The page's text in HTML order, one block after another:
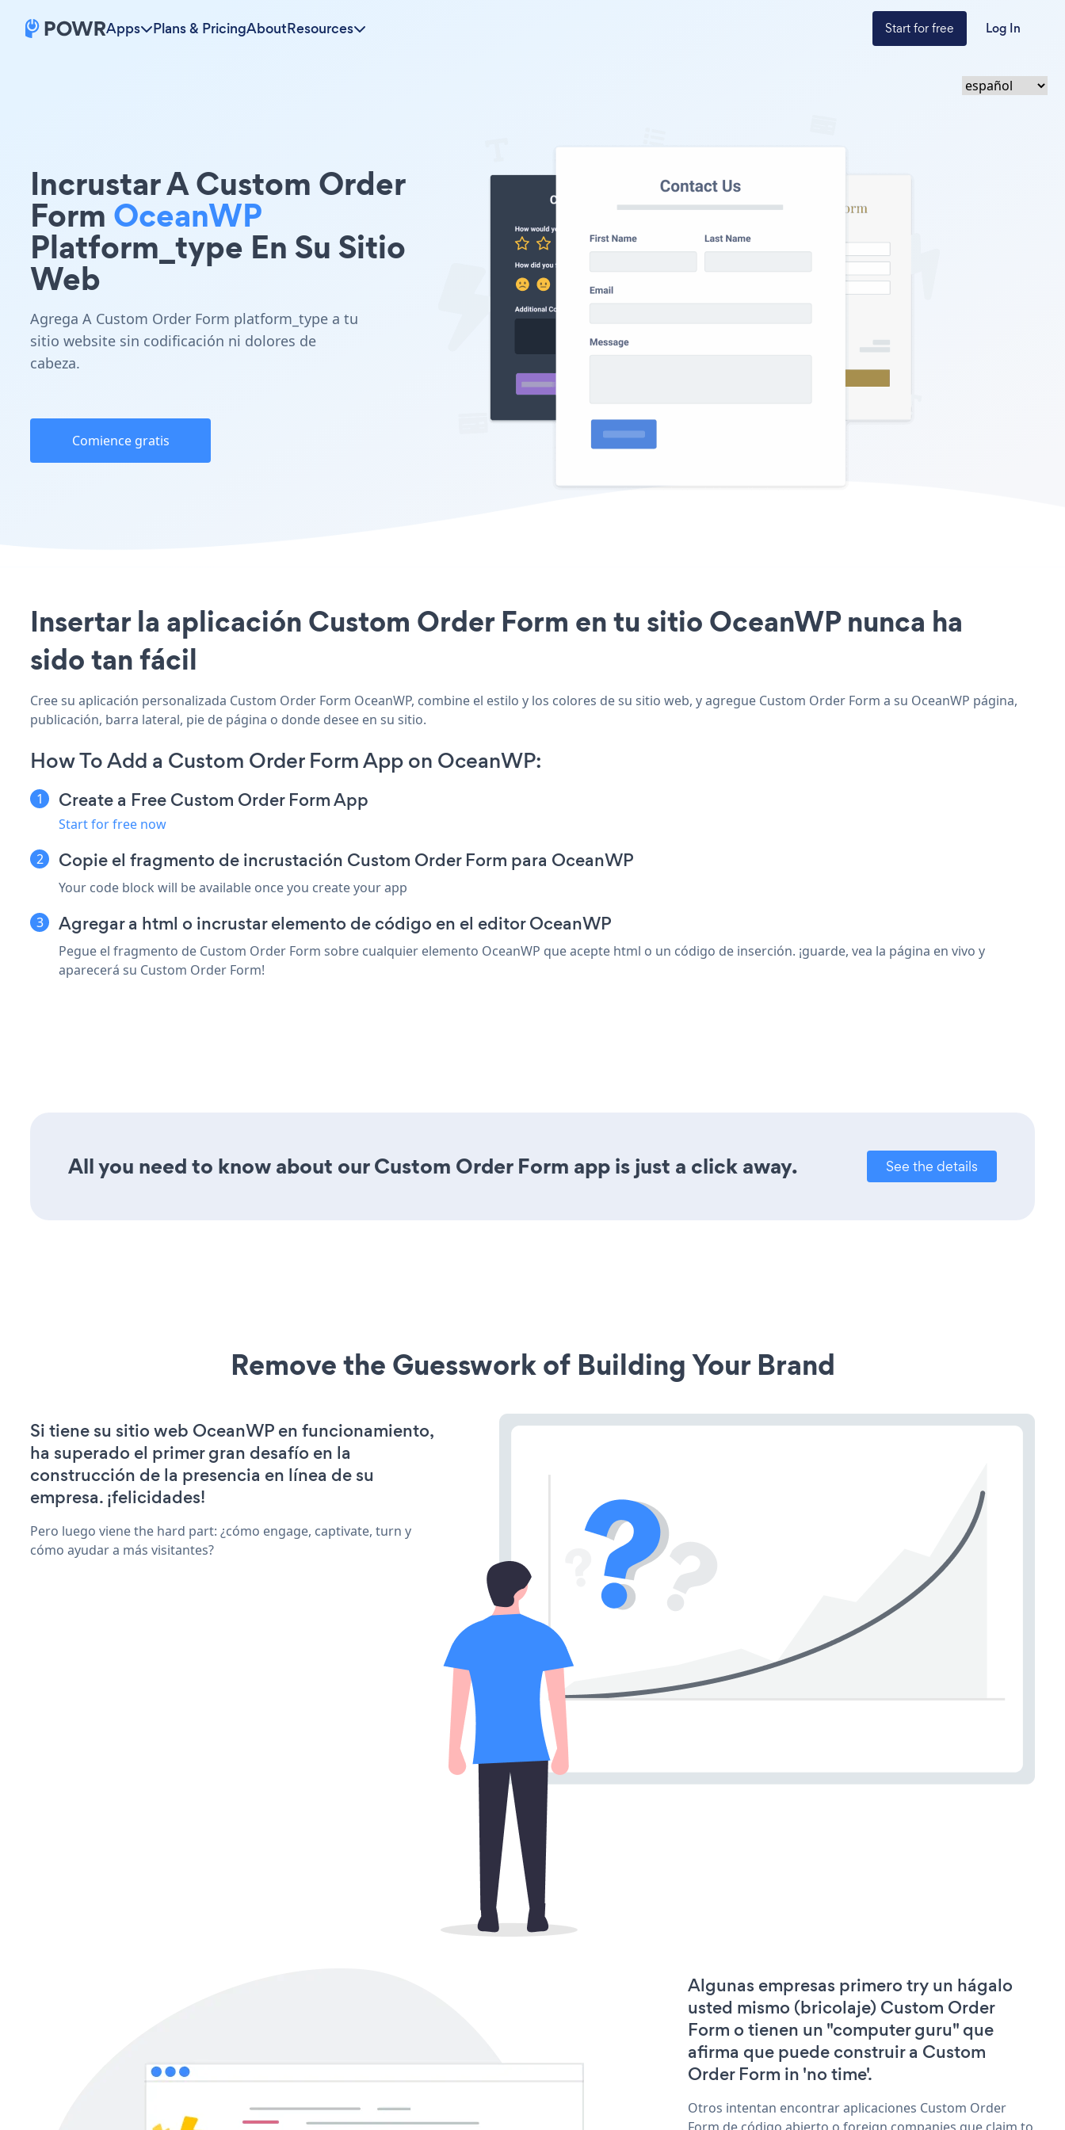
Apps Plans & PricingAboutResources Start for free Log In
Incrustar A Custom Order
Form OceanWP
Platform_type En Su Sitio
Web
Agrega A Custom Order Form platform_type a tu
sitio website sin codificación ni dolores de
cabeza.
Comience gratis
Insertar la aplicación Custom Order Form en tu sitio OceanWP nunca ha
sido tan fácil
Cree su aplicación personalizada Custom Order Form OceanWP, combine el estilo y los colores de su sitio web, y agregue Custom Order Form a su OceanWP página,
publicación, barra lateral, pie de página o donde desee en su sitio.
How To Add a Custom Order Form App on OceanWP:
Create a Free Custom Order Form App
Start for free now
Copie el fragmento de incrustación Custom Order Form para OceanWP
Your code block will be available once you create your app
Agregar a html o incrustar elemento de código en el editor OceanWP
Pegue el fragmento de Custom Order Form sobre cualquier elemento OceanWP que acepte html o un código de inserción. ¡guarde, vea la página en vivo y
aparecerá su Custom Order Form!
All you need to know about our Custom Order Form app is just a click away. See the details
Remove the Guesswork of Building Your Brand
Si tiene su sitio web OceanWP en funcionamiento,
ha superado el primer gran desafío en la
construcción de la presencia en línea de su
empresa. ¡felicidades!
Pero luego viene the hard part: ¿cómo engage, captivate, turn y
cómo ayudar a más visitantes?
Algunas empresas primero try un hágalo
usted mismo (bricolaje) Custom Order
Form o tienen un "computer guru" que
afirma que puede construir a Custom
Order Form in 'no time'.
Otros intentan encontrar aplicaciones Custom Order